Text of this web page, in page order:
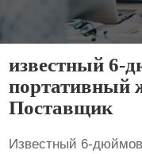
известный 6-
портативный
Поставщик
Известный 6-